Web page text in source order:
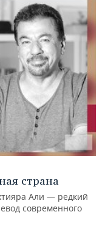
страна
Али — редкий
современного